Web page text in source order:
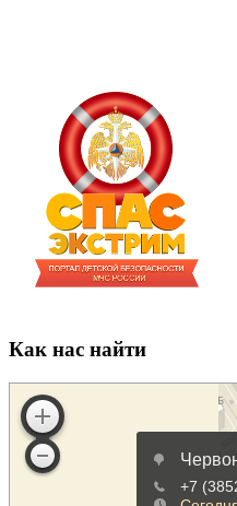
Как нас найти